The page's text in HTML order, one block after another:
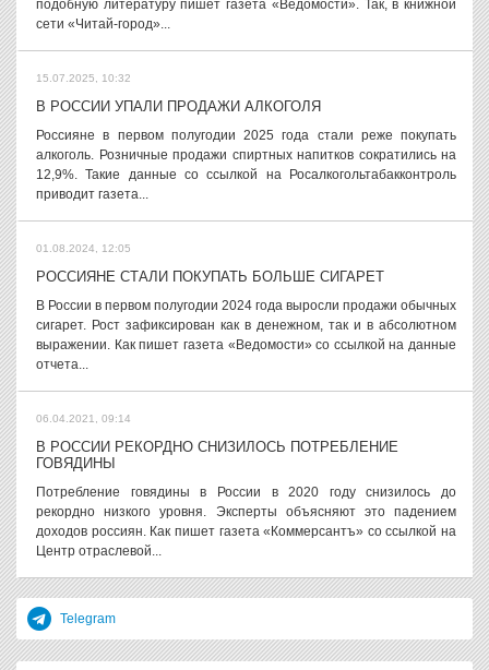
подобную литературу пишет газета «Ведомости». Так, в книжной
сети «Читай-город»...
15.07.2025, 10:32
В РОССИИ УПАЛИ ПРОДАЖИ АЛКОГОЛЯ
Россияне в первом полугодии 2025 года стали реже покупать
алкоголь. Розничные продажи спиртных напитков сократились на
12,9%. Такие данные со ссылкой на Росалкогольтабакконтроль
приводит газета...
01.08.2024, 12:05
РОССИЯНЕ СТАЛИ ПОКУПАТЬ БОЛЬШЕ СИГАРЕТ
В России в первом полугодии 2024 года выросли продажи обычных
сигарет. Рост зафиксирован как в денежном, так и в абсолютном
выражении. Как пишет газета «Ведомости» со ссылкой на данные
отчета...
06.04.2021, 09:14
В РОССИИ РЕКОРДНО СНИЗИЛОСЬ ПОТРЕБЛЕНИЕ
ГОВЯДИНЫ
Потребление говядины в России в 2020 году снизилось до
рекордно низкого уровня. Эксперты объясняют это падением
доходов россиян. Как пишет газета «Коммерсантъ» со ссылкой на
Центр отраслевой...
Telegram